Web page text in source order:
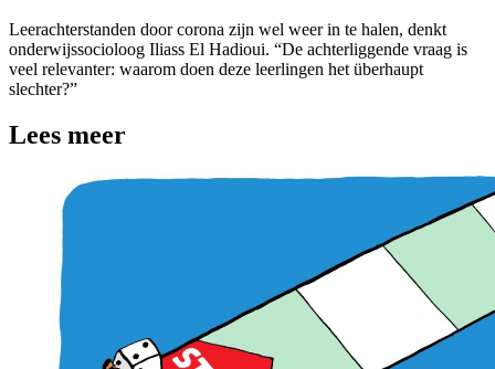
Leerachterstanden door corona zijn wel weer in te halen, denkt
onderwijssocioloog Iliass El Hadioui. “De achterliggende vraag is
veel relevanter: waarom doen deze leerlingen het überhaupt
slechter?”
Lees meer